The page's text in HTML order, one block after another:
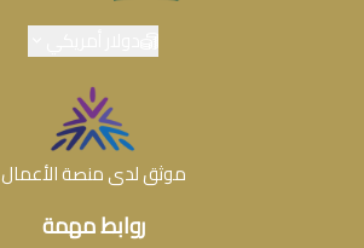
روابط مهمة
موثق لدى منصة الأعمال